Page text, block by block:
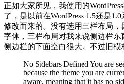
正如大家所见，我使用的
了，是以前在WordPress 1.5还是
修改而来的。没有选用三栏布局
字体，三栏布局对我来说侧边栏
侧边栏的下面空白很大。不过旧模
No Sidebars Defined You are
because the theme you are
aware, meaning that it has no